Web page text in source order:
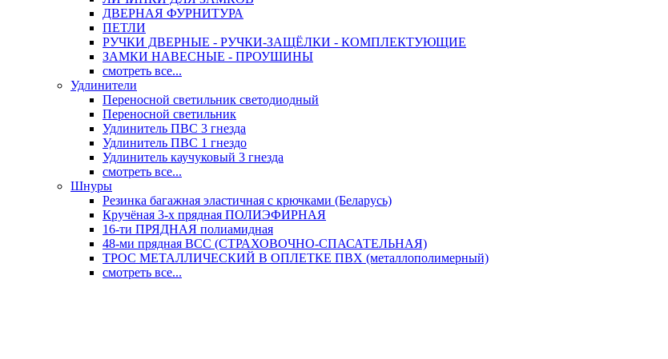
ДВЕРНАЯ ФУРНИТУРА
ПЕТЛИ
РУЧКИ ДВЕРНЫЕ - РУЧКИ-ЗАЩЁЛКИ - КОМПЛЕКТУЮЩИЕ
ЗАМКИ НАВЕСНЫЕ - ПРОУШИНЫ
смотреть все...
Удлинители
Переносной светильник светодиодный
Переносной светильник
Удлинитель ПВС 3 гнезда
Удлинитель ПВС 1 гнездо
Удлинитель каучуковый 3 гнезда
смотреть все...
Шнуры
Резинка багажная эластичная с крючками (Беларусь)
Кручёная 3-х прядная ПОЛИЭФИРНАЯ
16-ти ПРЯДНАЯ полиамидная
48-ми прядная ВСС (СТРАХОВОЧНО-СПАСАТЕЛЬНАЯ)
ТРОС МЕТАЛЛИЧЕСКИЙ В ОПЛЕТКЕ ПВХ (металлополимерный)
смотреть все...